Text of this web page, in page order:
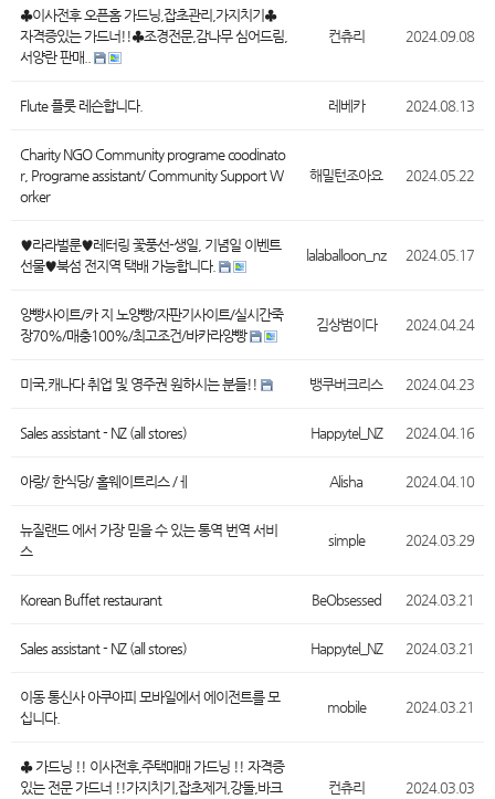
♣이사전후 오픈홈 가드닝,잡초관리,가지치기♣
자격증있는 가드너!!♣조경전문,감나무 심어드림,
서양란 판매..
컨츄리 2024.09.08
Flute 플룻 레슨합니다. 레베카 2024.08.13
Charity NGO Community programe coodinato
r, Programe assistant/ Community Support W
orker
해밀턴조아요 2024.05.22
♥︎라라벌룬♥︎레터링 꽃풍선-생일, 기념일 이벤트
선물♥︎북섬 전지역 택배 가능합니다.
lalaballoon_nz 2024.05.17
양빵사이트/카 지 노양빵/자판기사이트/실시간죽
장70%/매충100%/최고조건/바카라양빵
김상범이다 2024.04.24
미국,캐나다 취업 및 영주권 원하시는 분들!! 뱅쿠버크리스 2024.04.23
Sales assistant - NZ (all stores) Happytel_NZ 2024.04.16
아랑/ 한식당/ 홀웨이트리스 /ㅔ Alisha 2024.04.10
뉴질랜드 에서 가장 믿을 수 있는 통역 번역 서비
스
simple 2024.03.29
Korean Buffet restaurant BeObsessed 2024.03.21
Sales assistant - NZ (all stores) Happytel_NZ 2024.03.21
이동 통신사 아쿠아피 모바일에서 에이전트를 모
십니다.
mobile 2024.03.21
♣ 가드닝 !! 이사전후,주택매매 가드닝 !! 자격증
있는 전문 가드너 !!가지치기,잡초제거,강돌,바크
컨츄리 2024.03.03